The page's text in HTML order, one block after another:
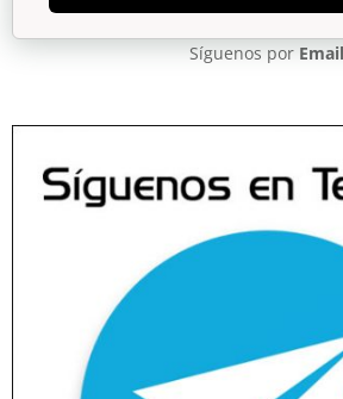
Síguenos por Email